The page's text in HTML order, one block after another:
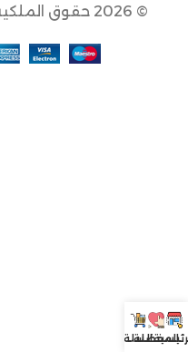
© 2026 حقوق الملكية محفوظة لمتجر فرصتي .
المفضلة
السلة